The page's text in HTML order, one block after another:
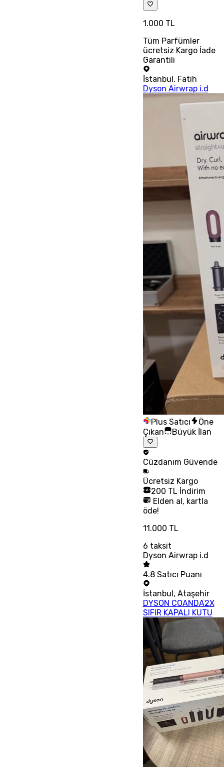
1.000 TL
Tüm Parfümler
ücretsiz Kargo İade
Garantili
İstanbul, Fatih
Dyson Airwrap i.d
Plus Satıcı
Öne
Çıkan
Büyük İlan
Cüzdanım Güvende
Ücretsiz Kargo
200 TL İndirim
Elden al, kartla
öde!
11.000 TL
6 taksit
Dyson Airwrap i.d
4.8 Satıcı Puanı
İstanbul, Ataşehir
DYSON COANDA2X
SIFIR KAPALI KUTU